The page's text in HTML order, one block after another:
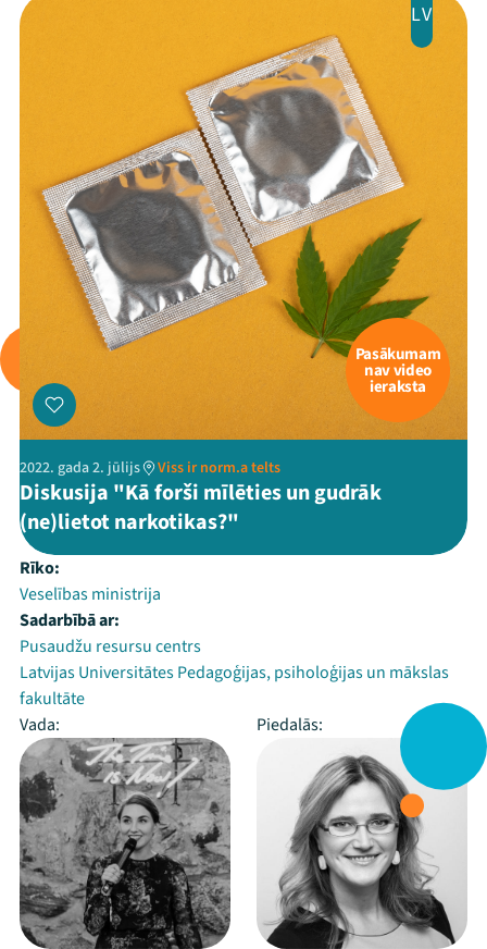
LV
Pasākumam
nav video
ieraksta
2022. gada 2. jūlijs Viss ir norm.a telts
Diskusija "Kā forši mīlēties un gudrāk
(ne)lietot narkotikas?"
Rīko:
Veselības ministrija
Sadarbībā ar:
Pusaudžu resursu centrs
Latvijas Universitātes Pedagoģijas, psiholoģijas un mākslas
fakultāte
Vada:
Piedalās: